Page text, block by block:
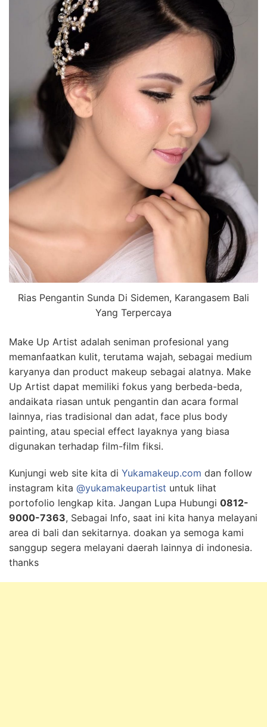
Rias Pengantin Sunda Di Sidemen, Karangasem Bali
Yang Terpercaya
Make Up Artist adalah seniman profesional yang
memanfaatkan kulit, terutama wajah, sebagai medium
karyanya dan product makeup sebagai alatnya. Make
Up Artist dapat memiliki fokus yang berbeda-beda,
andaikata riasan untuk pengantin dan acara formal
lainnya, rias tradisional dan adat, face plus body
painting, atau special effect layaknya yang biasa
digunakan terhadap film-film fiksi.
Kunjungi web site kita di Yukamakeup.com dan follow
instagram kita @yukamakeupartist untuk lihat
portofolio lengkap kita. Jangan Lupa Hubungi 0812-
9000-7363, Sebagai Info, saat ini kita hanya melayani
area di bali dan sekitarnya. doakan ya semoga kami
sanggup segera melayani daerah lainnya di indonesia.
thanks